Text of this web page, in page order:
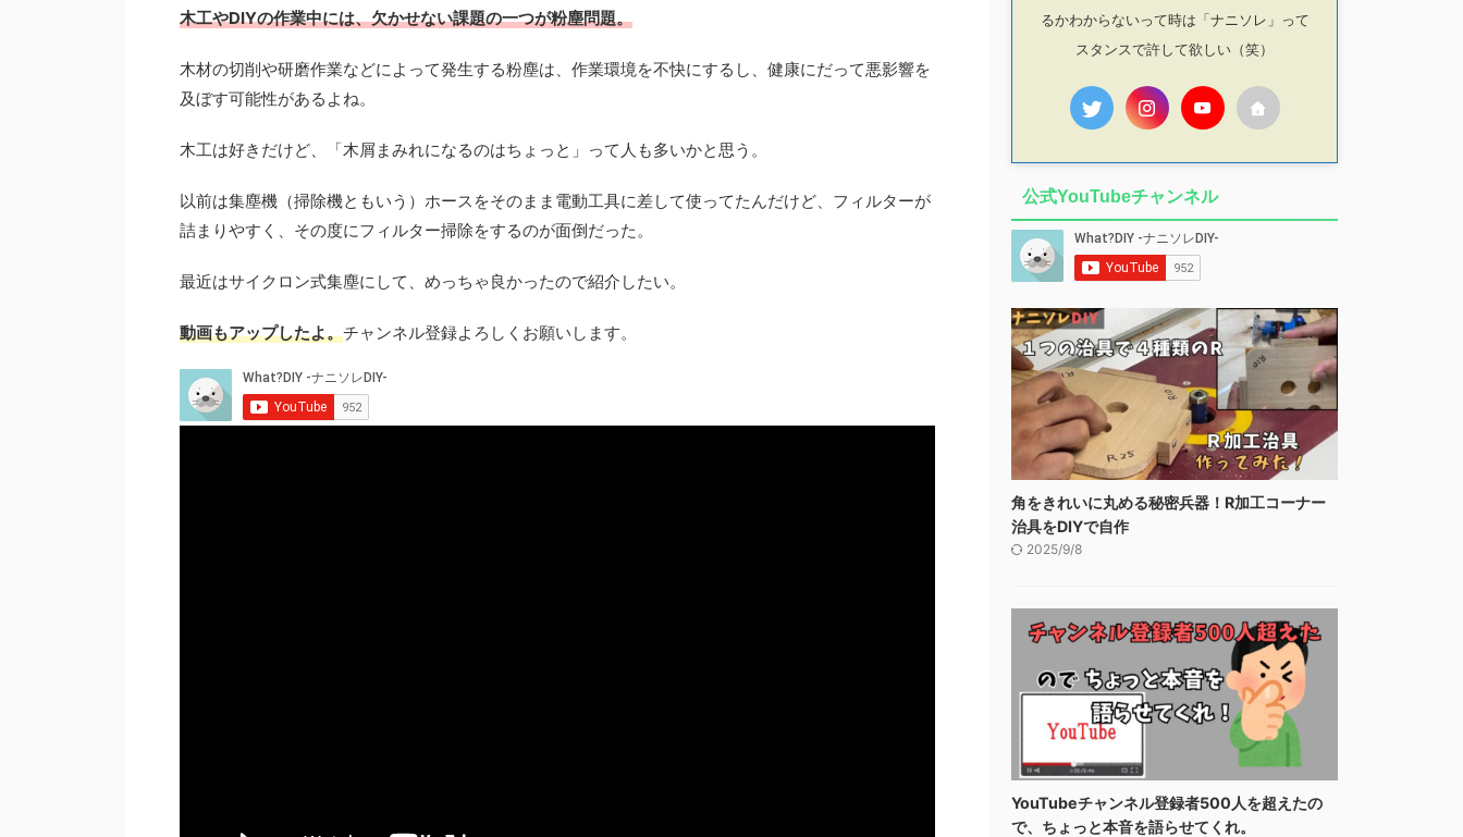
木工やDIYの作業中には、欠かせない課題の一つが粉塵問題。
木材の切削や研磨作業などによって発生する粉塵は、作業環境を不快にするし、健康にだって悪影響を
及ぼす可能性があるよね。
木工は好きだけど、「木屑まみれになるのはちょっと」って人も多いかと思う。
以前は集塵機（掃除機ともいう）ホースをそのまま電動工具に差して使ってたんだけど、フィルターが
詰まりやすく、その度にフィルター掃除をするのが面倒だった。
最近はサイクロン式集塵にして、めっちゃ良かったので紹介したい。
動画もアップしたよ。チャンネル登録よろしくお願いします。
るかわからないって時は「ナニソレ」って
スタンスで許して欲しい（笑）
公式YouTubeチャンネル
角をきれいに丸める秘密兵器！R加工コーナー
治具をDIYで自作
2025/9/8
YouTubeチャンネル登録者500人を超えたの
で、ちょっと本音を語らせてくれ。